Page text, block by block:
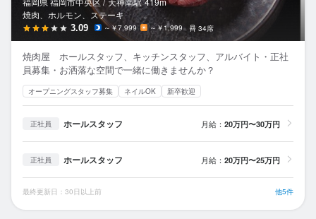
焼肉、ホルモン、ステーキ
3.09 ～￥7,999 ～￥1,999 34席
焼肉屋 ホールスタッフ、キッチンスタッフ、アルバイト・正社
員募集・お洒落な空間で一緒に働きませんか？
オープニングスタッフ募集 ネイルOK 新卒歓迎
正社員 ホールスタッフ 月給： 20万円〜30万円
正社員 ホールスタッフ 月給： 20万円〜25万円
最終更新日：30日以上前 他5件